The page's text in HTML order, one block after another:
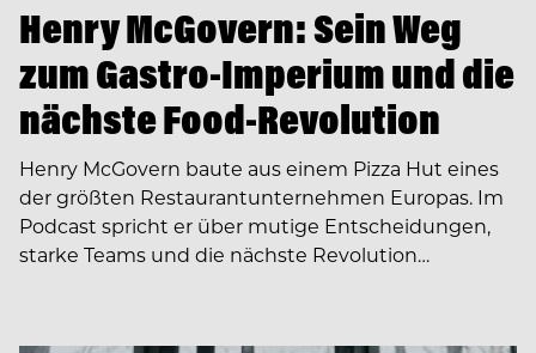
Henry McGovern: Sein Weg
zum Gastro-Imperium und die
nächste Food-Revolution
Henry McGovern baute aus einem Pizza Hut eines
der größten Restaurantunternehmen Europas. Im
Podcast spricht er über mutige Entscheidungen,
starke Teams und die nächste Revolution…